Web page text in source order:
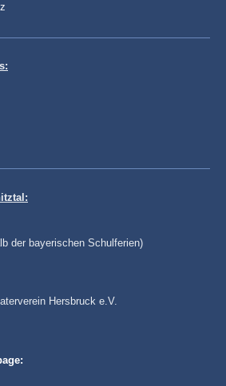
der bayerischen Schulferien)
Hersbruck e.V.